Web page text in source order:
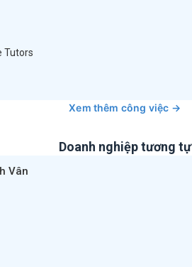
Tutors
Xem thêm công việc →
Doanh nghiệp tương tự
Vân